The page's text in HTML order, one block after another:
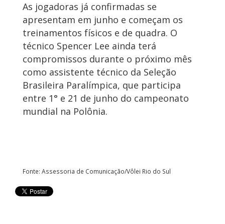
As jogadoras já confirmadas se
apresentam em junho e começam os
treinamentos físicos e de quadra. O
técnico Spencer Lee ainda terá
compromissos durante o próximo mês
como assistente técnico da Seleção
Brasileira Paralímpica, que participa
entre 1° e 21 de junho do campeonato
mundial na Polônia.
Fonte: Assessoria de Comunicação/Vôlei Rio do Sul